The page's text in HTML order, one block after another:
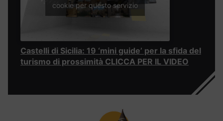
cookie per questo servizio
Castelli di Sicilia: 19 ‘mini guide’ per la sfida del
turismo di prossimità CLICCA PER IL VIDEO